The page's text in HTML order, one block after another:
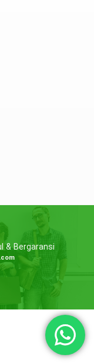
& Bergaransi